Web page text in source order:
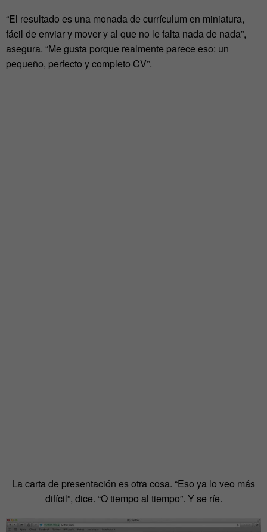
“El resultado es una monada de currículum en miniatura,
fácil de enviar y mover y al que no le falta nada de nada”,
asegura. “Me gusta porque realmente parece eso: un
pequeño, perfecto y completo CV”.
La carta de presentación es otra cosa. “Eso ya lo veo más
difícil”, dice. “O tiempo al tiempo”. Y se ríe.